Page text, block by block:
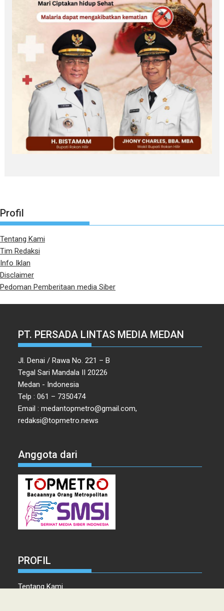
Profil
Tentang Kami
Tim Redaksi
Info Iklan
Disclaimer
Pedoman Pemberitaan media Siber
PT. PERSADA LINTAS MEDIA MEDAN
Jl. Denai / Rawa No. 221 – B
Tegal Sari Mandala II 20226
Medan - Indonesia
Telp : 061 – 7350474
Email : medantopmetro@gmail.com,
redaksi@topmetro.news
Anggota dari
PROFIL
Tentang Kami